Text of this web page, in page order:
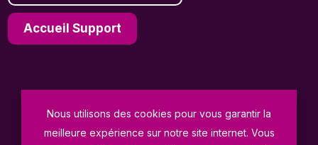
Accueil Support
© Fives ProSim 2026
Conditions Générales de Vente
Nous utilisons des cookies pour vous garantir la
meilleure expérience sur notre site internet. Vous